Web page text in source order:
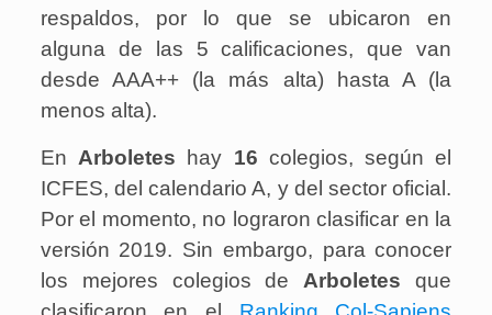
respaldos, por lo que se ubicaron en
alguna de las 5 calificaciones, que van
desde AAA++ (la más alta) hasta A (la
menos alta).
En Arboletes hay 16 colegios, según el
ICFES, del calendario A, y del sector oficial.
Por el momento, no lograron clasificar en la
versión 2019. Sin embargo, para conocer
los mejores colegios de Arboletes que